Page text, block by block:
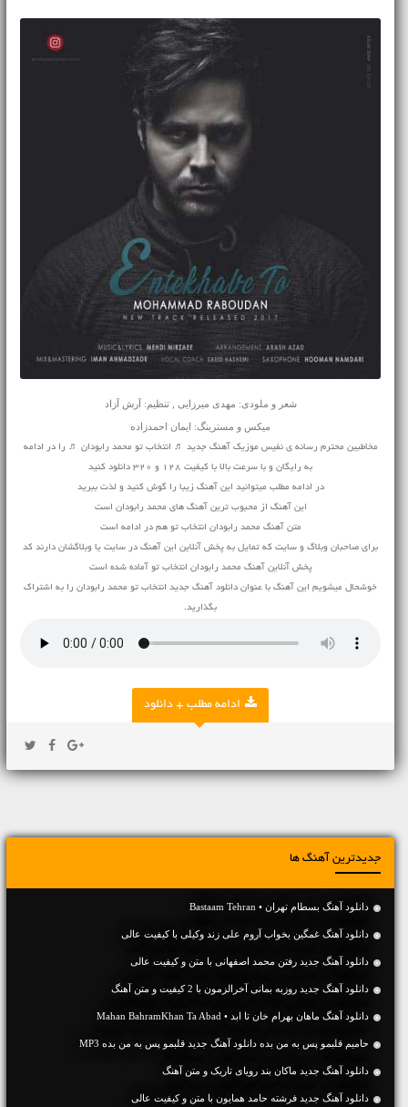
شعر و ملودی: مهدی میرزایی , تنظیم: آرش آزاد
میکس و مسترینگ: ایمان احمدزاده
مخاطبین محترم رسانه ی نفیس موزیک آهنگ جدید ♬ انتخاب تو محمد رابودان ♬ را در ادامه
به رایگان و با سرعت بالا با کیفیت 128 و 320 دانلود کنید
در ادامه مطلب میتوانید این آهنگ زیبا را گوش کنید و لذت ببرید
این آهنگ از محبوب ترین آهنگ های محمد رابودان است
متن آهنگ محمد رابودان انتخاب تو هم در ادامه است
برای صاحبان وبلاگ و سایت که تمایل به پخش آنلاین این آهنگ در سایت یا وبلاگشان دارند کد
پخش آنلاین آهنگ محمد رابودان انتخاب تو آماده شده است
خوشحال میشویم این آهنگ با عنوان دانلود آهنگ جدید انتخاب تو محمد رابودان را به اشتراک
بگذارید.
ادامه مطلب + دانلود
جدیدترین آهنگ ها
دانلود آهنگ بسطام تهران • Bastaam Tehran
دانلود آهنگ غمگین بخواب آروم علی زند وکیلی با کیفیت عالی
دانلود آهنگ جديد رفتن محمد اصفهانی با متن و کیفیت عالی
دانلود آهنگ جديد روزبه بمانی آخرالزمون با 2 کیفیت و متن آهنگ
دانلود آهنگ ماهان بهرام خان تا ابد • Mahan BahramKhan Ta Abad
حامیم قلبمو پس به من بده دانلود آهنگ جدید قلبمو پس به من بده MP3
دانلود آهنگ جديد ماکان بند رویای تاریک و متن آهنگ
دانلود آهنگ جديد فرشته حامد همایون با متن و کیفیت عالی